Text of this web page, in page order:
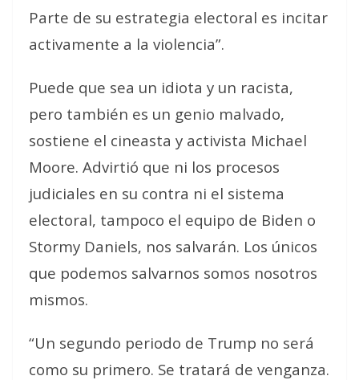
Parte de su estrategia electoral es incitar
activamente a la violencia”.
Puede que sea un idiota y un racista,
pero también es un genio malvado,
sostiene el cineasta y activista Michael
Moore. Advirtió que ni los procesos
judiciales en su contra ni el sistema
electoral, tampoco el equipo de Biden o
Stormy Daniels, nos salvarán. Los únicos
que podemos salvarnos somos nosotros
mismos.
“Un segundo periodo de Trump no será
como su primero. Se tratará de venganza.